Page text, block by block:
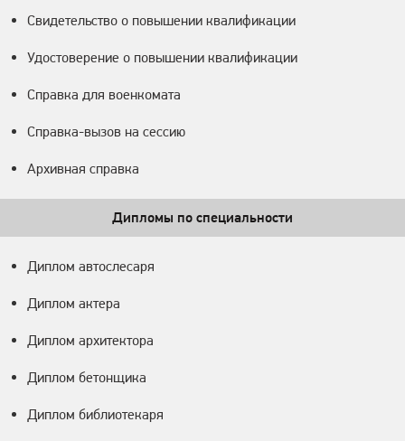
Свидетельство о повышении квалификации
Удостоверение о повышении квалификации
Справка для военкомата
Справка-вызов на сессию
Архивная справка
Дипломы по специальности
Диплом автослесаря
Диплом актера
Диплом архитектора
Диплом бетонщика
Диплом библиотекаря